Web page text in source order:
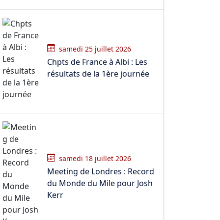
samedi 25 juillet 2026
Chpts de France à Albi : Les
résultats de la 1ère journée
samedi 18 juillet 2026
Meeting de Londres : Record
du Monde du Mile pour Josh
Kerr